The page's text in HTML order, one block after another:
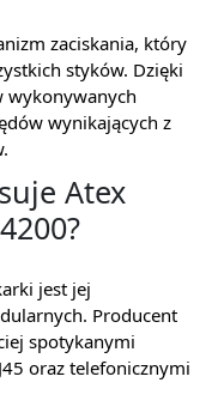
zaciskania, który
styków. Dzięki
wykonywanych
wynikających z
Atex
jest jej
Producent
spotykanymi
oraz telefonicznymi